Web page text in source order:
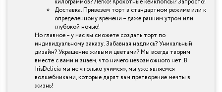
килограммов? Легко! Крохотные кейкпопсы? Запросто!
Доставка. Привезем торт в стандартном режиме или к
определенному времени – даже ранним утром или
глубокой ночью!
Но главное – у нас вы сможете создать торт по
индивидуальному заказу. Забавная надпись? Уникальный
дизайн? Украшение живыми цветами? Мы всегда творим
вместе с вами и знаем, что ничего невозможного нет. В
IrisDelicia мы не «только учимся», мы уже являемся
волшебниками, которые дарят вам претворение мечты в
жизнь!